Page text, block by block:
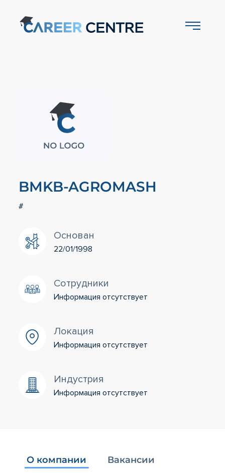
BMKB-AGROMASH
#
Основан
22/01/1998
Сотрудники
Информация отсутствует
Локация
Информация отсутствует
Индустрия
Информация отсутствует
О компании Вакансии